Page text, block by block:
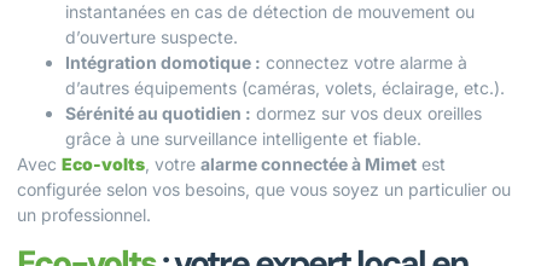
instantanées en cas de détection de mouvement ou
d’ouverture suspecte.
Intégration domotique : connectez votre alarme à
d’autres équipements (caméras, volets, éclairage, etc.).
Sérénité au quotidien : dormez sur vos deux oreilles
grâce à une surveillance intelligente et fiable.
Avec Eco-volts , votre alarme connectée à Mimet est
configurée selon vos besoins, que vous soyez un particulier ou
un professionnel.